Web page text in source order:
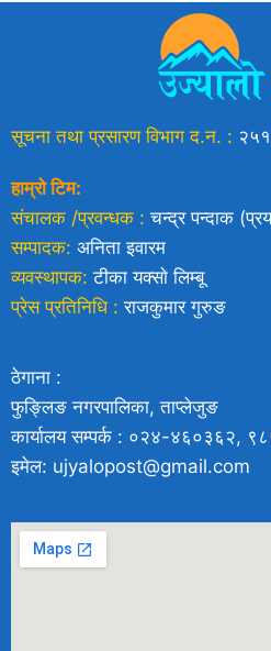
सूचना तथा प्रसारण विभाग द.न. :
हाम्रो टिम:
संचालक /प्रवन्धक : चन्द्र पन्दाक
सम्पादक: अनिता इवारम
व्यवस्थापक: टीका यक्साे लिम्बू
प्रेस प्रतिनिधि : राजकुमार गुरुङ
ठेगाना :
फुङ्लिङ नगरपालिका, ताप्लेजुङ
कार्यालय सम्पर्क : ०२४-४६०३६२,
इमेल: ujyalopost@gmail.com